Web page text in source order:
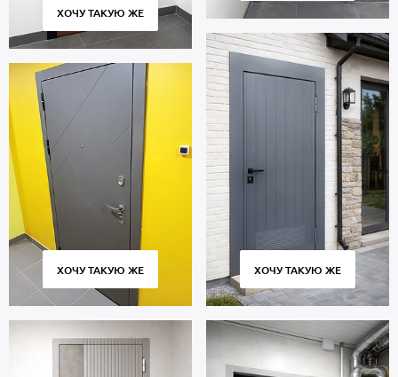
Москвы и Московской области, аккуратная установка.
ХОЧУ ТАКУЮ ЖЕ
ХОЧУ ТАКУЮ ЖЕ ХОЧУ ТАКУЮ ЖЕ